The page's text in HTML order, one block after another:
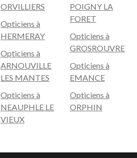
ORVILLIERS
Opticiens à
HERMERAY
Opticiens à
ARNOUVILLE
LES MANTES
Opticiens à
NEAUPHLE LE
VIEUX
POIGNY LA
FORET
Opticiens à
GROSROUVRE
Opticiens à
EMANCE
Opticiens à
ORPHIN